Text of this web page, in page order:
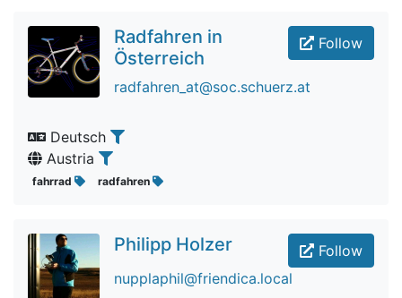
Follow
Radfahren in
Österreich
radfahren_at@soc.schuerz.at
Deutsch
Austria
fahrrad radfahren
Follow
Philipp Holzer
nupplaphil@friendica.local